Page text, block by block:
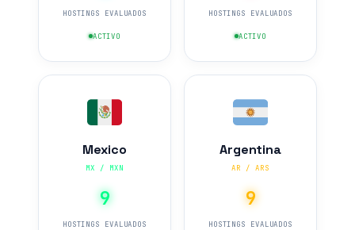
HOSTINGS EVALUADOS
ACTIVO
HOSTINGS EVALUADOS
ACTIVO
Mexico
MX / MXN
9
HOSTINGS EVALUADOS
Argentina
AR / ARS
9
HOSTINGS EVALUADOS